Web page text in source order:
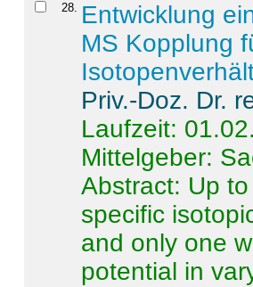
28. Entwicklung
MS Kopplung
Priv.-Doz. Dr.
Laufzeit:
Mittelgeber:
Abstract: Up
specific
and only one
potential in